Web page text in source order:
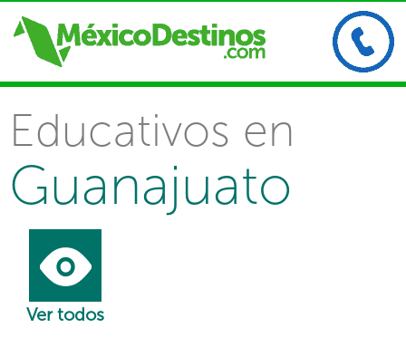
Educativos en
Guanajuato
Ver todos